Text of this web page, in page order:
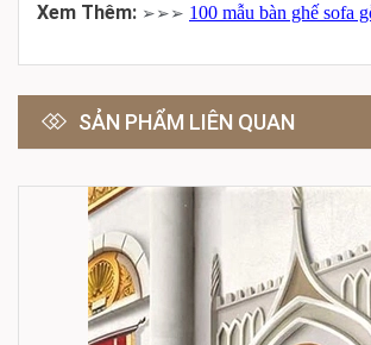
Xem Thêm: ➢➢➢ 100 mẫu bàn ghế sofa
SẢN PHẨM LIÊN QUAN